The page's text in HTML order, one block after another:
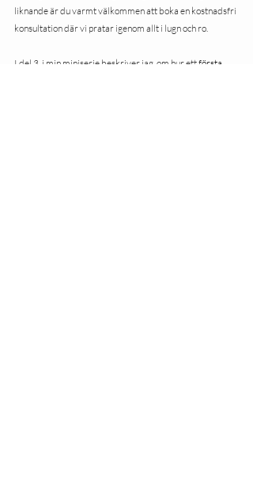
liknande är du varmt välkommen att boka en kostnadsfri
konsultation där vi pratar igenom allt i lugn och ro.
I del 3, i min miniserie beskriver jag  om hur ett första